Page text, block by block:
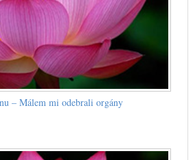
– Málem mi odebrali orgány